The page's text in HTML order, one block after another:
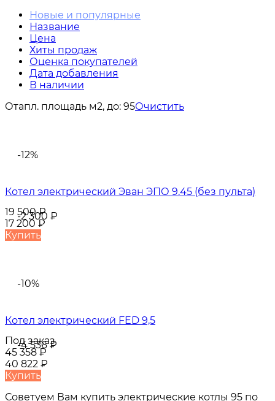
Новые и популярные
Название
Цена
Хиты продаж
Оценка покупателей
Дата добавления
В наличии
Отапл. площадь м2, до: 95Очистить
-12%
-2 300 ₽
Котел электрический Эван ЭПО 9.45 (без пульта)
19 500₽
17 200₽
Купить
-10%
-4 536₽
Котел электрический FED 9,5
Под заказ
45 358₽
40 822 ₽
Купить
Советуем Вам купить электрические котлы 95 по